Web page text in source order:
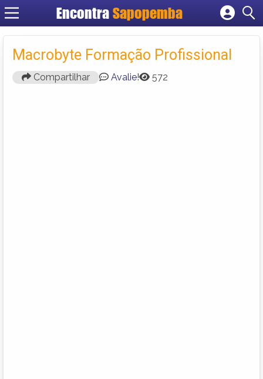
Encontra Sapopemba
Cadastrar empresa
Fazer login
Criar conta
Macrobyte Formação Profissional
Compartilhar Avalie! 572